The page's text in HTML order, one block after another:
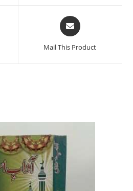
Opens
in
new
Mail This Product